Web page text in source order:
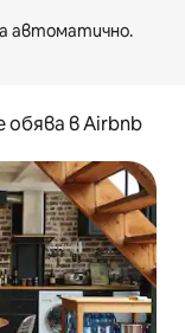
обява в Airbnb